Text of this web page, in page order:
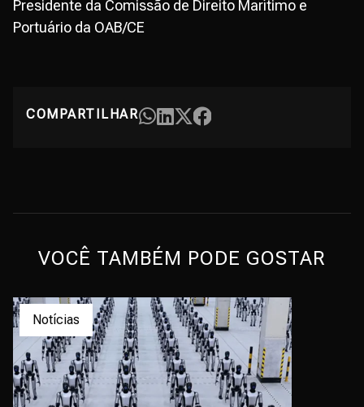
Presidente da Comissão de Direito Marítimo e
Portuário da OAB/CE
COMPARTILHAR
VOCÊ TAMBÉM PODE GOSTAR
Notícias